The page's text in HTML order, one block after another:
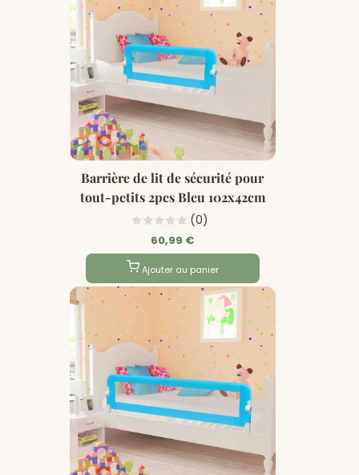
Barrière de lit de sécurité pour
tout-petits 2pcs Bleu 102x42cm
(0)
60,99 €
Ajouter au panier